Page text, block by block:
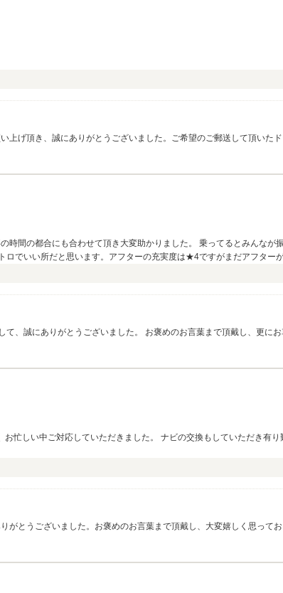
上げ頂き、誠にありがとうございました。ご希望のご郵送して頂いた
間の都合にも合わせて頂き大変助かりました。 乗ってるとみんなが
でいい所だと思います。アフターの充実度は★4ですがまだアフター
よくある症状も詳しく教えて頂き、「その時はコチラで責任持って見
、誠にありがとうございました。 お褒めのお言葉まで頂戴し、更に
忙しい中ご対応していただきました。 ナビの交換もしていただき有り
とうございました。お褒めのお言葉まで頂戴し、大変嬉しく思って